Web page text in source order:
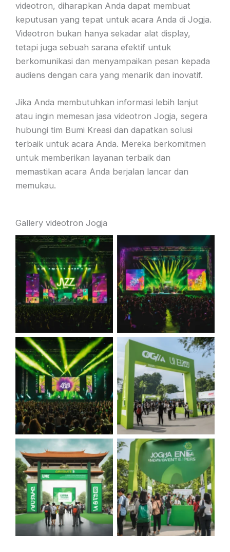
videotron, diharapkan Anda dapat membuat
keputusan yang tepat untuk acara Anda di Jogja.
Videotron bukan hanya sekadar alat display,
tetapi juga sebuah sarana efektif untuk
berkomunikasi dan menyampaikan pesan kepada
audiens dengan cara yang menarik dan inovatif.
Jika Anda membutuhkan informasi lebih lanjut
atau ingin memesan jasa videotron Jogja, segera
hubungi tim Bumi Kreasi dan dapatkan solusi
terbaik untuk acara Anda. Mereka berkomitmen
untuk memberikan layanan terbaik dan
memastikan acara Anda berjalan lancar dan
memukau.
Gallery videotron Jogja